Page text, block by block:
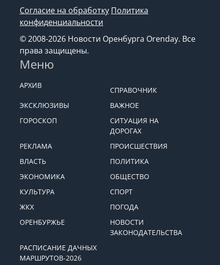
Согласие на обработку Политика
конфиденциальности
© 2008-2026 Новости Оренбурга Orenday. Все
права защищены.
Меню
АРХИВ
СПРАВОЧНИК
ЭКСКЛЮЗИВЫ
ВАЖНОЕ
ГОРОСКОП
СИТУАЦИЯ НА
ДОРОГАХ
РЕКЛАМА
ПРОИСШЕСТВИЯ
ВЛАСТЬ
ПОЛИТИКА
ЭКОНОМИКА
ОБЩЕСТВО
КУЛЬТУРА
СПОРТ
ЖКХ
ПОГОДА
ОРЕНБУРЖЬЕ
НОВОСТИ
ЗАКОНОДАТЕЛЬСТВА
РАСПИСАНИЕ ДАЧНЫХ
МАРШРУТОВ-2026